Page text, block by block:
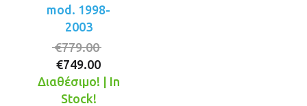
mod. 1998-
2003
€779.00
was:
€749.00
τρέχουσα
Διαθέσιμο! | In
Stock!